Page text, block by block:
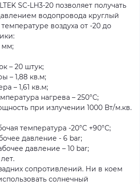
SC-LH3-20 позволяет получать
водопровода круглый
воздуха от -20 до
мм;
– 20 штук;
– 1,88 кв.м;
– 1,61 кв.м;
нагрева – 250°С;
при излучении 1000 Вт/м.кв.
температура -20°С +90°С;
давление - 6 bar;
давление – 10 bar;
сопротивлений. Ни в коем
солнечный